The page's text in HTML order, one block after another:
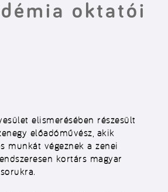
oktatói
elismerésében részesült
előadóművész, akik
munkát végeznek a zenei
kortárs magyar